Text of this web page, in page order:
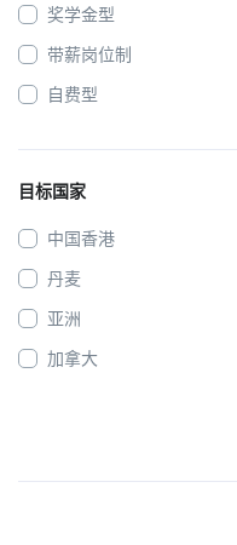
奖学金型
带薪岗位制
自费型
目标国家
中国香港
丹麦
亚洲
加拿大